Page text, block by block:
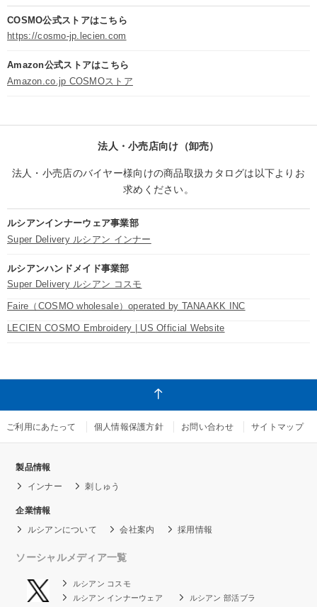
COSMO公式ストアはこちら
https://cosmo-jp.lecien.com
Amazon公式ストアはこちら
Amazon.co.jp COSMOストア
法人・小売店向け（卸売）
法人・小売店のバイヤー様向けの商品取扱カタログは以下よりお
求めください。
ルシアンインナーウェア事業部
Super Delivery ルシアン インナー
ルシアンハンドメイド事業部
Super Delivery ルシアン コスモ
Faire（COSMO wholesale）operated by TANAAKK INC
LECIEN COSMO Embroidery | US Official Website
ご利用にあたって 個人情報保護方針 お問い合わせ サイトマップ
製品情報
インナー
刺しゅう
企業情報
ルシアンについて
会社案内 採用情報
ソーシャルメディア一覧
ルシアン コスモ
ルシアン インナーウェア
ルシアン 部活ブラ